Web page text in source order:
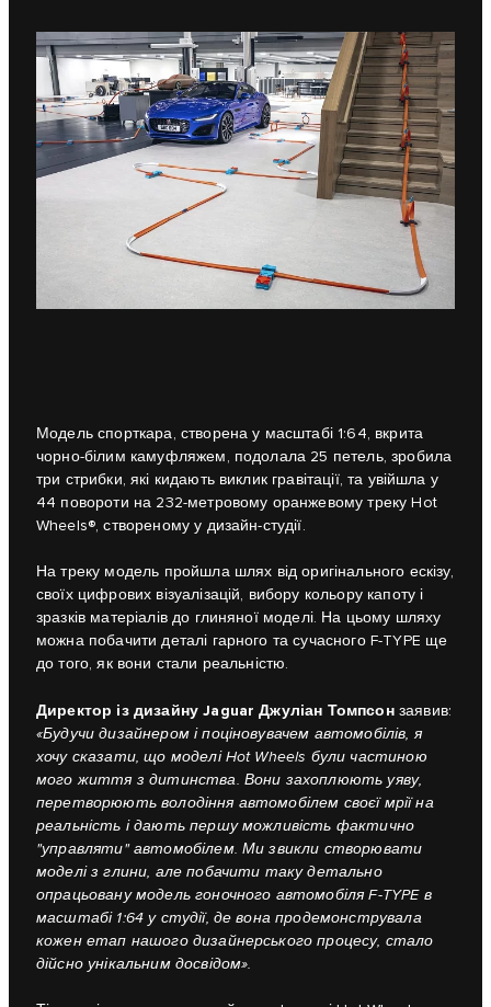
Модель спорткара, створена у масштабі 1:64, вкрита
чорно-білим камуфляжем, подолала 25 петель, зробила
три стрибки, які кидають виклик гравітації, та увійшла у
44 повороти на 232-метровому оранжевому треку Hot
Wheels®, створеному у дизайн-студії.
На треку модель пройшла шлях від оригінального ескізу,
своїх цифрових візуалізацій, вибору кольору капоту і
зразків матеріалів до глиняної моделі. На цьому шляху
можна побачити деталі гарного та сучасного F-TYPE ще
до того, як вони стали реальністю.
Директор із дизайну Jaguar Джуліан Томпсонзаявив:
«Будучи дизайнером і поціновувачем автомобілів, я
хочу сказати, що моделі Hot Wheels були частиною
мого життя з дитинства. Вони захоплюють уяву,
перетворюють володіння автомобілем своєї мрії на
реальність і дають першу можливість фактично
"управляти" автомобілем. Ми звикли створювати
моделі з глини, але побачити таку детально
опрацьовану модель гоночного автомобіля F-TYPE в
масштабі 1:64 у студії, де вона продемонструвала
кожен етап нашого дизайнерського процесу, стало
дійсно унікальним досвідом».